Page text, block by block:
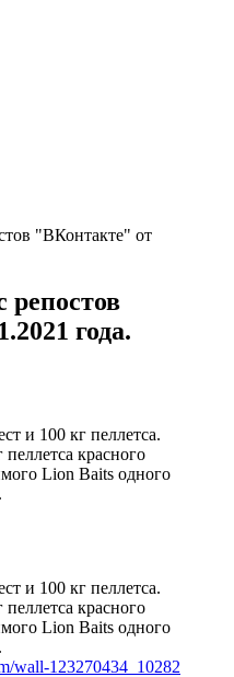
"ВКонтакте" от
года.
и 100 кг пеллетса.
красного
Lion Baits одного
и 100 кг пеллетса.
красного
Lion Baits одного
wall-123270434_10282